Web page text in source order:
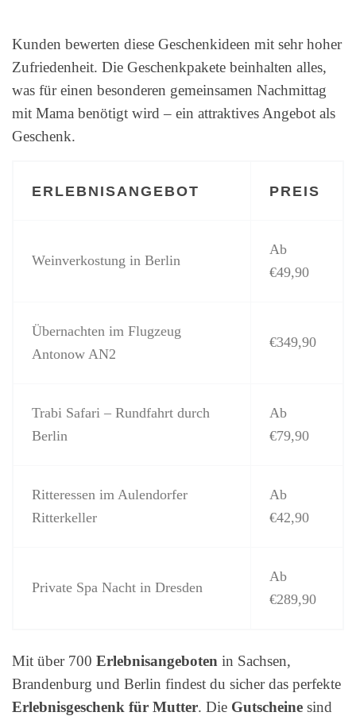
Kunden bewerten diese Geschenkideen mit sehr hoher
Zufriedenheit. Die Geschenkpakete beinhalten alles,
was für einen besonderen gemeinsamen Nachmittag
mit Mama benötigt wird – ein attraktives Angebot als
Geschenk.
ERLEBNISANGEBOT PREIS
Weinverkostung in Berlin
Ab
€49,90
Übernachten im Flugzeug
Antonow AN2
€349,90
Trabi Safari – Rundfahrt durch
Berlin
Ab
€79,90
Ritteressen im Aulendorfer
Ritterkeller
Ab
€42,90
Private Spa Nacht in Dresden
Ab
€289,90
Mit über 700 Erlebnisangeboten in Sachsen,
Brandenburg und Berlin findest du sicher das perfekte
Erlebnisgeschenk für Mutter. Die Gutscheine sind